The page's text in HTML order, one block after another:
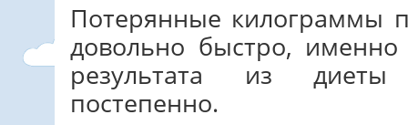
Потерянные килограммы
довольно быстро,
результата из диеты
постепенно.